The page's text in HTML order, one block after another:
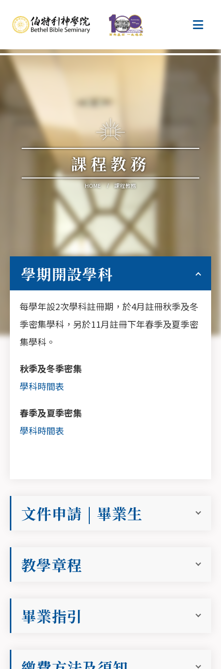
課程教務
HOME 課程教務
學期開設學科
每學年設2次學科註冊期，於4月註冊秋季及冬
季密集學科，另於11月註冊下年春季及夏季密
集學科。
秋季及冬季密集
學科時間表
春季及夏季密集
學科時間表
文件申請 | 畢業生
教學章程
畢業指引